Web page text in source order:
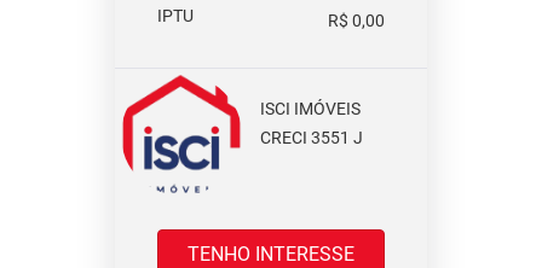
IPTU
R$ 0,00
ISCI IMÓVEIS
CRECI 3551 J
TENHO INTERESSE